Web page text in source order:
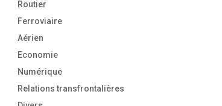
Routier
Ferroviaire
Aérien
Economie
Numérique
Relations transfrontalières